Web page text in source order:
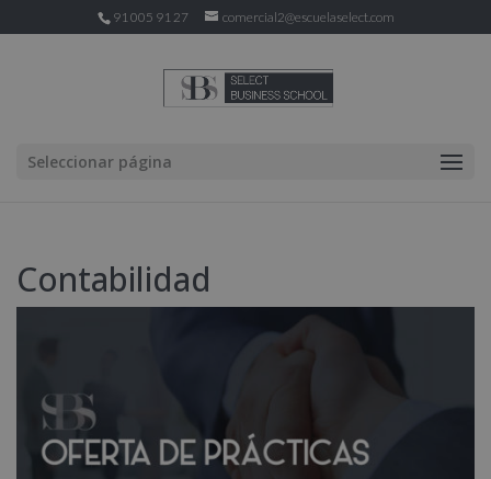
91 005 91 27 comercial2@escuelaselect.com
Seleccionar página
Contabilidad